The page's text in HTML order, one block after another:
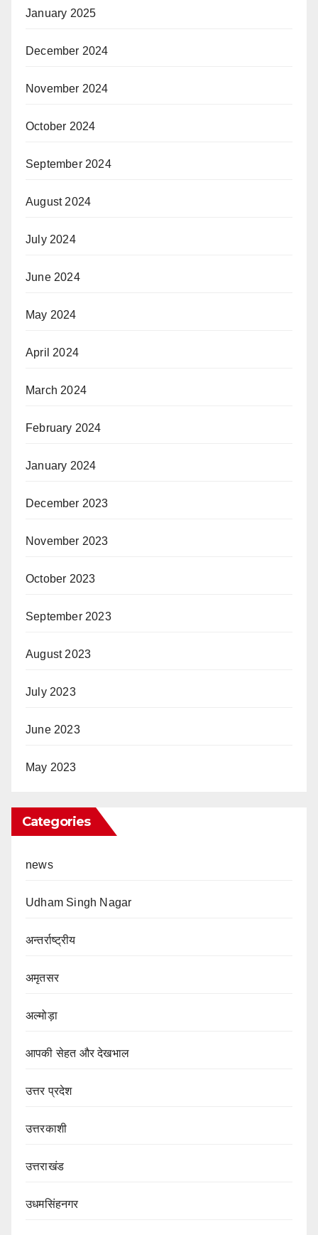
January 2025
December 2024
November 2024
October 2024
September 2024
August 2024
July 2024
June 2024
May 2024
April 2024
March 2024
February 2024
January 2024
December 2023
November 2023
October 2023
September 2023
August 2023
July 2023
June 2023
May 2023
Categories
news
Udham Singh Nagar
अन्तर्राष्ट्रीय
अमृतसर
अल्मोड़ा
आपकी सेहत और देखभाल
उत्तर प्रदेश
उत्तरकाशी
उत्तराखंड
उधमसिंहनगर